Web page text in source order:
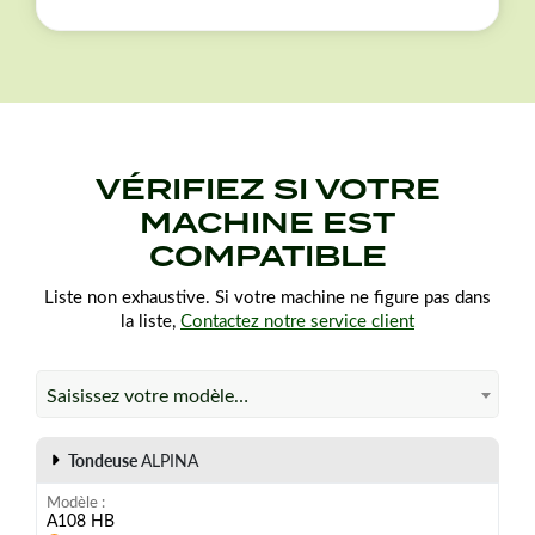
Un même modèle peut posséder des courroies
VÉRIFIEZ SI VOTRE
MACHINE EST
COMPATIBLE
Liste non exhaustive. Si votre machine ne figure pas dans
la liste, Contactez notre service client
Saisissez votre modèle…
TondeuseALPINA
Modèle
A108 HB